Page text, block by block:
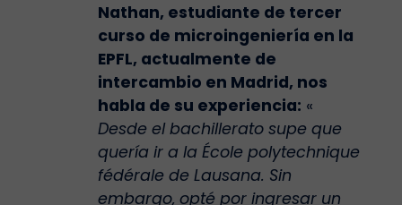
Nathan, estudiante de tercer
curso de microingeniería en la
EPFL, actualmente de
intercambio en Madrid, nos
habla de su experiencia: «
Desde el bachillerato supe que
quería ir a la École polytechnique
fédérale de Lausana. Sin
embargo, opté por ingresar un